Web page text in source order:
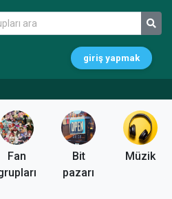
giriş yapmak
Fan
Bit
pazarı
Müzik